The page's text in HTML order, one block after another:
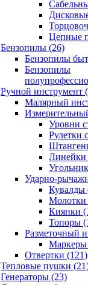
Цепные
Бензопилы (26)
Бензопилы
Бензопилы
Ручной инструмент
Малярный
Уровни
Рулетки
Линейки
Ударно-
Кувалды
Молотки
Киянки
Топоры
Разметочный
Маркеры
Отвертки (121)
Тепловые пушки
Генераторы (23)